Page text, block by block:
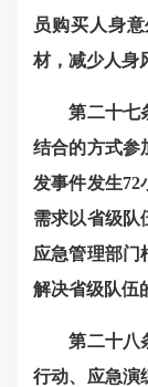
员购买人身
材，减少人身
第二十
结合的方式参
发事件发生72
需求以省级队
应急管理部门
解决省级队伍
第二十
行动、应急演